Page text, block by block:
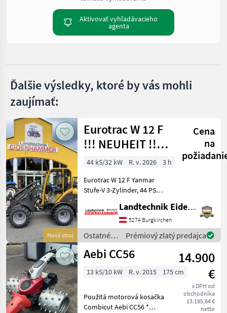
Aktivovať vyhľadávacieho
agenta
Ďalšie výsledky, ktoré by vás mohli
zaujímať:
Nový stroj
Eurotrac W 12 F
!!! NEUHEIT !!!
Prompt
Cena
na
44 kS/32 kW R. v. 2026
3 h
Eurotrac W 12 F Yanmar
Stufe-V 3-Zylinder, 44 PS
Eigengewicht 2620 kg
Hubhöhe 290 cm Bauhöhe
233 cm Radladerbreite 150
cm Joystick-Steue
Landtechnik Eidenhammer GmbH
5274 Burgkirchen
Ostatné
poľnohospodárske
silové
Eurotrac
Prémiový zlatý predajca
Aebi CC56
14.900
€
s DPH od
obchodníka
13.185,84 €
netto
13 kS/10 kW R. v. 2015 175 cm
Použitá motorová kosačka
Combicut Aebi CC56 *